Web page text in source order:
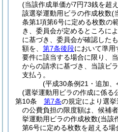
(当該作成単価が7円73銭を超
該選挙運動用ビラの作成枚数(
条第1項第6号に定める枚数の
き、委員会が定めるところに
に基づき、委員会が確認した
額を、 第7条後段において準用
要件に該当する場合に限り、
からの請求に基づき、当該ビ
支払う。
(平成30条例21・追加
(選挙運動用ビラの作成に係る
第10条
第7条の規定により選
の公費負担の限度額は、候補
挙運動用ビラの作成枚数(当該
第6号に定める枚数を超える